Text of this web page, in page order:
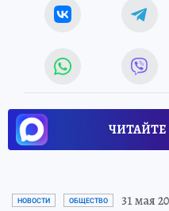
НОВОСТИ ОБЩЕСТВО 31 мая